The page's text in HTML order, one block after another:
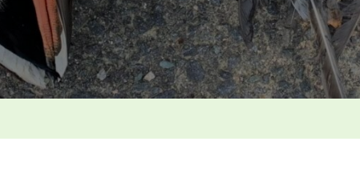
ヨ
撃
ち
へ
の